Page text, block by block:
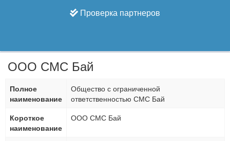
Проверка партнеров
ООО СМС Бай
Полное
наименование
Общество с ограниченной
ответственностью СМС Бай
Короткое
наименование
ООО СМС Бай